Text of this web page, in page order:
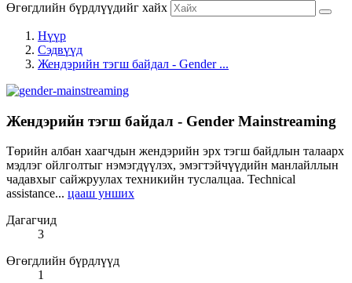
Өгөгдлийн бүрдлүүдийг хайх
Нүүр
Сэдвүүд
Жендэрийн тэгш байдал - Gender ...
Жендэрийн тэгш байдал - Gender Mainstreaming
Төрийн албан хаагчдын жендэрийн эрх тэгш байдлын талаарх
мэдлэг ойлголтыг нэмэгдүүлэх, эмэгтэйчүүдийн манлайллын
чадавхыг сайжруулах техникийн туслалцаа. Technical
assistance... цааш унших
Дагагчид
3
Өгөгдлийн бүрдлүүд
1